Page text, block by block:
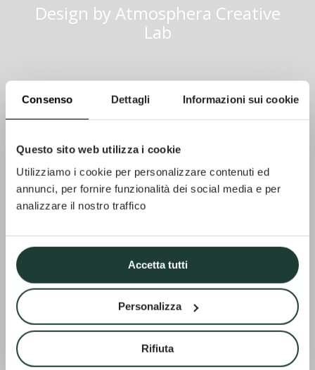
Consenso Dettagli Informazioni sui cookie
Questo sito web utilizza i cookie
Utilizziamo i cookie per personalizzare contenuti ed
annunci, per fornire funzionalità dei social media e per
analizzare il nostro traffico
Accetta tutti
Personalizza
Rifiuta
Design byAtmosphera Creative
Lab